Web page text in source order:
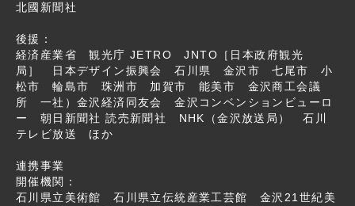
北國新聞社
後援：
経済産業省 観光庁 JETRO JNTO［日本政府観光
局］ 日本デザイン振興会 石川県 金沢市 七尾市 小
松市 輪島市 珠洲市 加賀市 能美市 金沢商工会議
所 一社）金沢経済同友会 金沢コンベンションビューロ
ー 朝日新聞社 読売新聞社 NHK（金沢放送局） 石川
テレビ放送 ほか
連携事業
開催機関：
石川県立美術館 石川県立伝統産業工芸館 金沢21世紀美